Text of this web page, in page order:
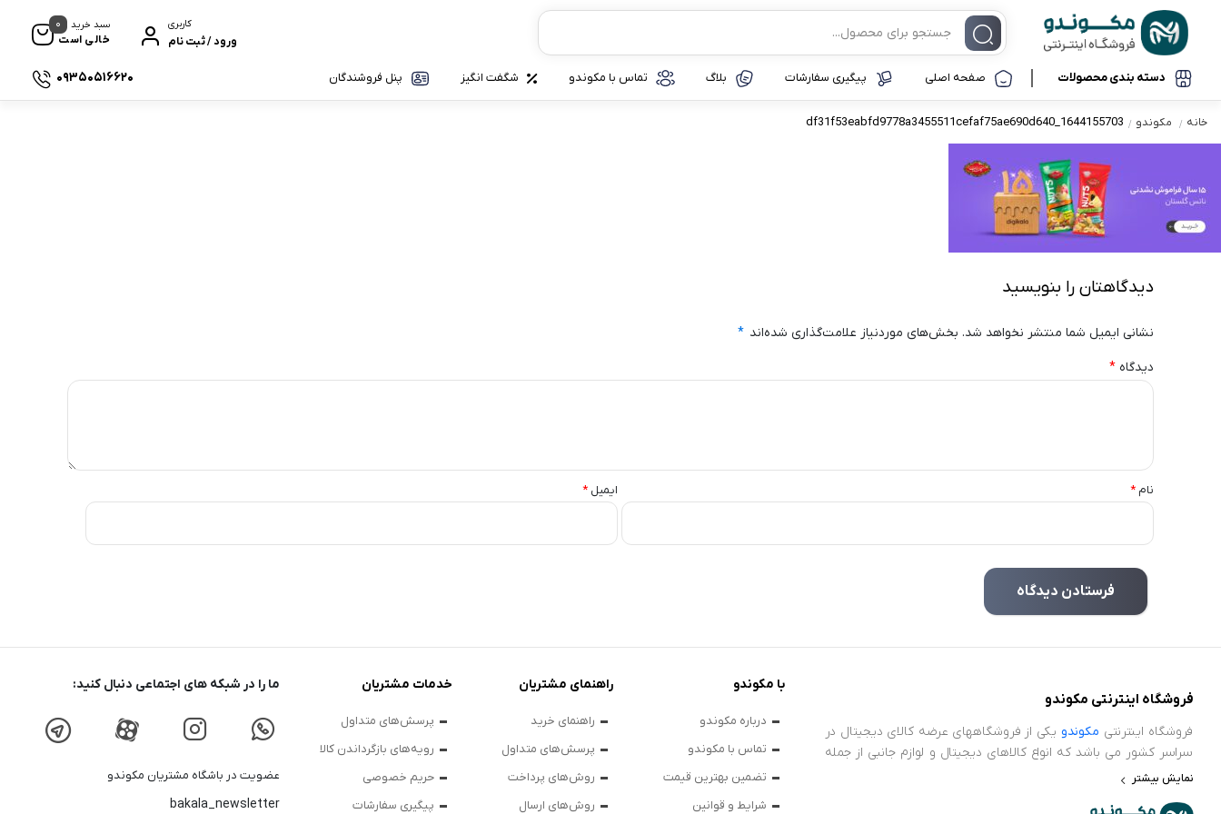
کاربری
ورود / ثبت نام
سبد خرید
خالی است
0
دسته بندی محصولات
موبایل و تبلت
آیفون
لوازم جانبی موبایل
ساعت هوشمند
صفحه اصلی پیگیری سفارشات بلاگ تماس با مکوندو شگفت انگیز پنل فروشندگان 09350516620
خانه مکوندو df31f53eabfd9778a3455511cefaf75ae690d640_1644155703
دیدگاهتان را بنویسید
نشانی ایمیل شما منتشر نخواهد شد. بخش‌های موردنیاز علامت‌گذاری شده‌اند *
دیدگاه *
نام * ایمیل*
فروشگاه اینترنتی مکوندو
فروشگاه اینترنتی مکوندو یکی از فروشگاههای عرضه کالای دیجیتال در
سراسر کشور می باشد که انواع کالاهای دیجیتال و لوازم جانبی از جمله
ایرپاد، ساعت هوشمند، پاور بانک، محافظ صفحه نمایش، اسپیکر و
نمایش بیشتر
با مکوندو
درباره مکوندو
تماس با مکوندو
تضمین بهترین قیمت
شرایط و قوانین
راهنمای مشتریان
راهنمای خرید
پرسش‌های متداول
روش‌های پرداخت
روش‌های ارسال
خدمات مشتریان
پرسش‌های متداول
رویه‌های بازگرداندن کالا
حریم خصوصی
پیگیری سفارشات
ما را در شبکه های اجتماعی دنبال کنید:
عضویت در باشگاه مشتریان مکوندو
bakala_newsletter